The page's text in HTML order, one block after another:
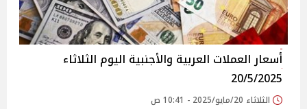
أسعار العملات العربية والأجنبية اليوم الثلاثاء
20/5/2025
الثلاثاء 20/مايو/2025 - 10:41 ص